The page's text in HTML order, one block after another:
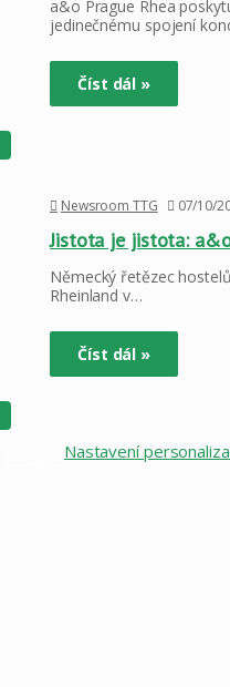
a&o Prague Rhea
jedinečnému spojení
Číst dál »
Newsroom TTG 07/10/
Jistota je jistota:
Německý řetězec
Rheinland v…
Číst dál »
RedakceNastavení